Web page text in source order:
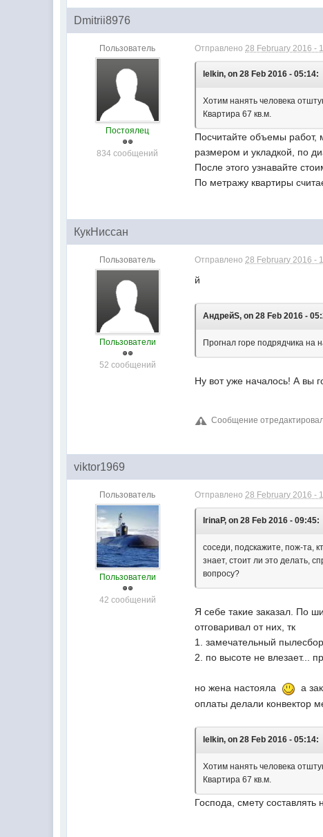
Dmitrii8976
Пользователь
Постоялец
834 сообщений
Отправлено28 February 2016 -
lelkin, on 28 Feb 2016 - 05:14:
Хотим нанять человека
Квартира 67 кв.м.
Посчитайте объемы работ,
размером и укладкой, по
После этого узнавайте
По метражу квартиры
КукНиссан
Пользователь
Пользователи
52 сообщений
Отправлено28 February 2016 -
й
АндрейS, on 28 Feb 2016 -
Прогнал горе подрядчика на
Ну вот уже началось! А вы
Сообщение
viktor1969
Пользователь
Пользователи
42 сообщений
Отправлено28 February 2016 -
IrinaP, on 28 Feb 2016 - 09:45:
соседи, подскажите, пож-та,
знает, стоит ли это делать,
вопросу?
Я себе такие заказал. По
отговаривал от них, тк
1. замечательный
2. по высоте не влезает...
но жена настояла а
оплаты делали конвектор
lelkin, on 28 Feb 2016 - 05:14:
Хотим нанять человека
Квартира 67 кв.м.
Господа, смету